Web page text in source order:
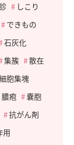
しこり
できもの
石灰化
集簇
散在
胞集塊
膿疱
嚢胞
抗がん剤
用